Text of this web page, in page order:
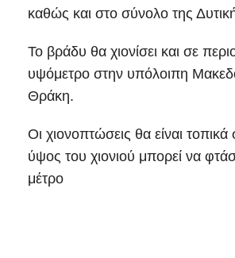
καθώς και στο σύνολο της
Το βράδυ θα χιονίσει και σε
υψόμετρο στην υπόλοιπη
Θράκη.
Οι χιονοπτώσεις θα είναι
ύψος του χιονιού μπορεί να
μέτρο